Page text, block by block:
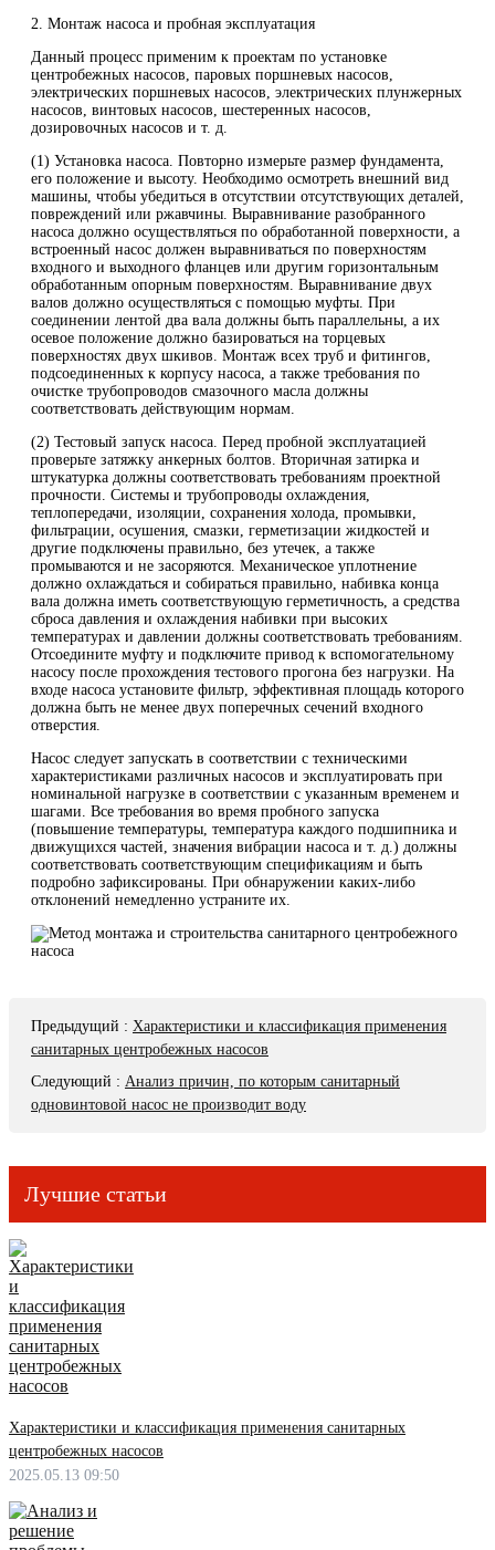
2. Монтаж насоса и пробная эксплуатация
Данный процесс применим к проектам по установке
центробежных насосов, паровых поршневых насосов,
электрических поршневых насосов, электрических плунжерных
насосов, винтовых насосов, шестеренных насосов,
дозировочных насосов и т. д.
(1) Установка насоса. Повторно измерьте размер фундамента,
его положение и высоту. Необходимо осмотреть внешний вид
машины, чтобы убедиться в отсутствии отсутствующих деталей,
повреждений или ржавчины. Выравнивание разобранного
насоса должно осуществляться по обработанной поверхности, а
встроенный насос должен выравниваться по поверхностям
входного и выходного фланцев или другим горизонтальным
обработанным опорным поверхностям. Выравнивание двух
валов должно осуществляться с помощью муфты. При
соединении лентой два вала должны быть параллельны, а их
осевое положение должно базироваться на торцевых
поверхностях двух шкивов. Монтаж всех труб и фитингов,
подсоединенных к корпусу насоса, а также требования по
очистке трубопроводов смазочного масла должны
соответствовать действующим нормам.
(2) Тестовый запуск насоса. Перед пробной эксплуатацией
проверьте затяжку анкерных болтов. Вторичная затирка и
штукатурка должны соответствовать требованиям проектной
прочности. Системы и трубопроводы охлаждения,
теплопередачи, изоляции, сохранения холода, промывки,
фильтрации, осушения, смазки, герметизации жидкостей и
другие подключены правильно, без утечек, а также
промываются и не засоряются. Механическое уплотнение
должно охлаждаться и собираться правильно, набивка конца
вала должна иметь соответствующую герметичность, а средства
сброса давления и охлаждения набивки при высоких
температурах и давлении должны соответствовать требованиям.
Отсоедините муфту и подключите привод к вспомогательному
насосу после прохождения тестового прогона без нагрузки. На
входе насоса установите фильтр, эффективная площадь которого
должна быть не менее двух поперечных сечений входного
отверстия.
Насос следует запускать в соответствии с техническими
характеристиками различных насосов и эксплуатировать при
номинальной нагрузке в соответствии с указанным временем и
шагами. Все требования во время пробного запуска
(повышение температуры, температура каждого подшипника и
движущихся частей, значения вибрации насоса и т. д.) должны
соответствовать соответствующим спецификациям и быть
подробно зафиксированы. При обнаружении каких-либо
отклонений немедленно устраните их.
Предыдущий : Характеристики и классификация применения
санитарных центробежных насосов
Следующий : Анализ причин, по которым санитарный
одновинтовой насос не производит воду
Лучшие статьи
Характеристики и классификация применения санитарных
центробежных насосов
2025.05.13 09:50